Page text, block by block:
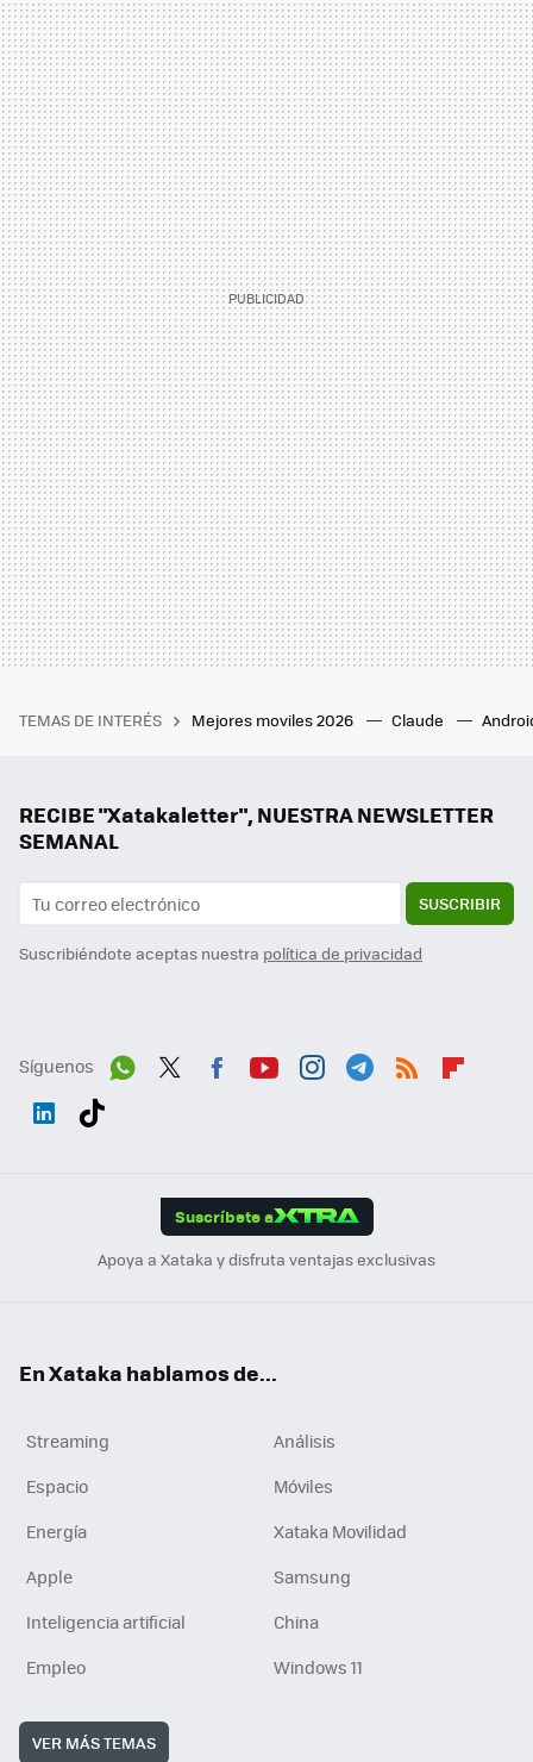
TEMAS DE INTERÉS Mejores moviles 2026 Claude
RECIBE "Xatakaletter", NUESTRA NEWSLETTER
SEMANAL
SUSCRIBIR
Suscribiéndote aceptas nuestra política de privacidad
Síguenos
Suscríbete a
Apoya a Xataka y disfruta ventajas exclusivas
En Xataka hablamos de...
Streaming
Análisis
Espacio
Móviles
Energía
Xataka Movilidad
Apple
Samsung
Inteligencia artificial
China
Empleo
Windows 11
VER MÁS TEMAS